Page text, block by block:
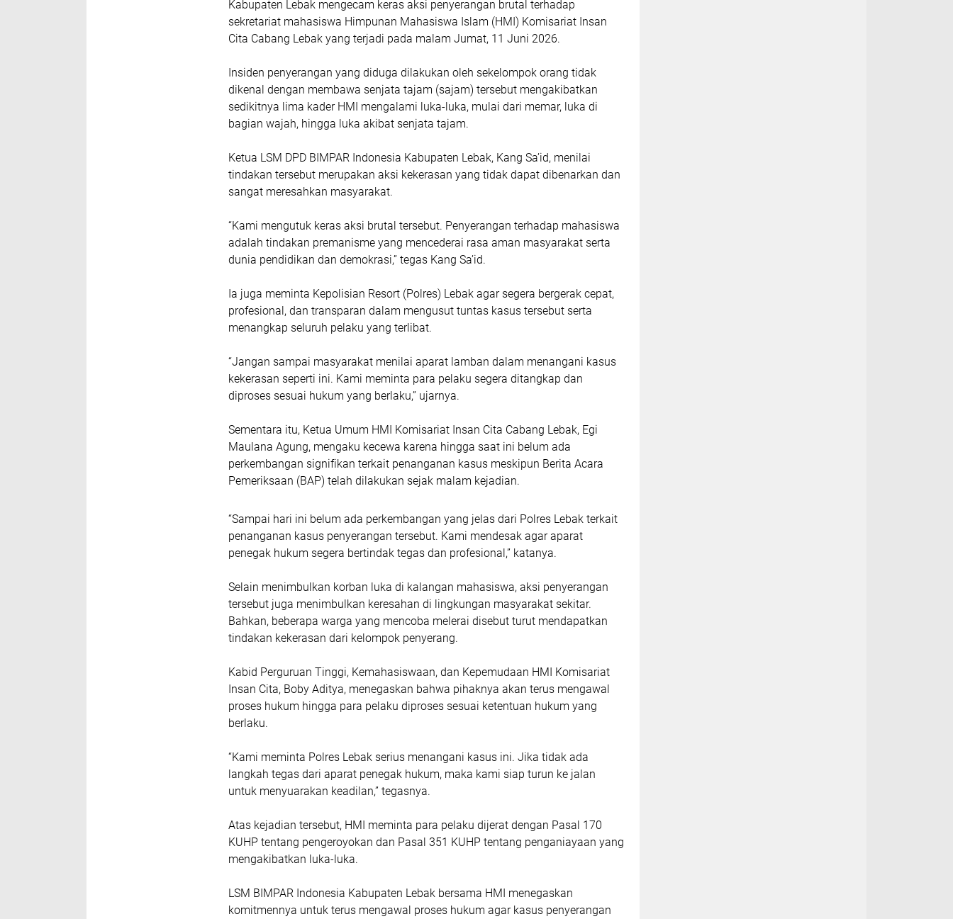
Kabupaten Lebak mengecam keras aksi penyerangan brutal terhadap
sekretariat mahasiswa Himpunan Mahasiswa Islam (HMI) Komisariat Insan
Cita Cabang Lebak yang terjadi pada malam Jumat, 11 Juni 2026.
Insiden penyerangan yang diduga dilakukan oleh sekelompok orang tidak
dikenal dengan membawa senjata tajam (sajam) tersebut mengakibatkan
sedikitnya lima kader HMI mengalami luka-luka, mulai dari memar, luka di
bagian wajah, hingga luka akibat senjata tajam.
Ketua LSM DPD BIMPAR Indonesia Kabupaten Lebak, Kang Sa’id, menilai
tindakan tersebut merupakan aksi kekerasan yang tidak dapat dibenarkan dan
sangat meresahkan masyarakat.
“Kami mengutuk keras aksi brutal tersebut. Penyerangan terhadap mahasiswa
adalah tindakan premanisme yang mencederai rasa aman masyarakat serta
dunia pendidikan dan demokrasi,” tegas Kang Sa’id.
Ia juga meminta Kepolisian Resort (Polres) Lebak agar segera bergerak cepat,
profesional, dan transparan dalam mengusut tuntas kasus tersebut serta
menangkap seluruh pelaku yang terlibat.
“Jangan sampai masyarakat menilai aparat lamban dalam menangani kasus
kekerasan seperti ini. Kami meminta para pelaku segera ditangkap dan
diproses sesuai hukum yang berlaku,” ujarnya.
Sementara itu, Ketua Umum HMI Komisariat Insan Cita Cabang Lebak, Egi
Maulana Agung, mengaku kecewa karena hingga saat ini belum ada
perkembangan signifikan terkait penanganan kasus meskipun Berita Acara
Pemeriksaan (BAP) telah dilakukan sejak malam kejadian.
“Sampai hari ini belum ada perkembangan yang jelas dari Polres Lebak terkait
penanganan kasus penyerangan tersebut. Kami mendesak agar aparat
penegak hukum segera bertindak tegas dan profesional,” katanya.
Selain menimbulkan korban luka di kalangan mahasiswa, aksi penyerangan
tersebut juga menimbulkan keresahan di lingkungan masyarakat sekitar.
Bahkan, beberapa warga yang mencoba melerai disebut turut mendapatkan
tindakan kekerasan dari kelompok penyerang.
Kabid Perguruan Tinggi, Kemahasiswaan, dan Kepemudaan HMI Komisariat
Insan Cita, Boby Aditya, menegaskan bahwa pihaknya akan terus mengawal
proses hukum hingga para pelaku diproses sesuai ketentuan hukum yang
berlaku.
“Kami meminta Polres Lebak serius menangani kasus ini. Jika tidak ada
langkah tegas dari aparat penegak hukum, maka kami siap turun ke jalan
untuk menyuarakan keadilan,” tegasnya.
Atas kejadian tersebut, HMI meminta para pelaku dijerat dengan Pasal 170
KUHP tentang pengeroyokan dan Pasal 351 KUHP tentang penganiayaan yang
mengakibatkan luka-luka.
LSM BIMPAR Indonesia Kabupaten Lebak bersama HMI menegaskan
komitmennya untuk terus mengawal proses hukum agar kasus penyerangan